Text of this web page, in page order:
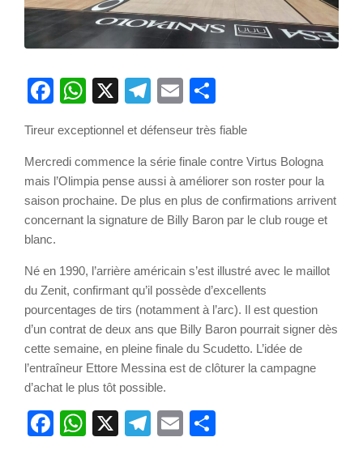
Facebook
WhatsApp
X Telegram
Email
Tireur exceptionnel et défenseur très fiable
Mercredi commence la série finale contre Virtus Bologna
mais l’Olimpia pense aussi à améliorer son roster pour la
saison prochaine. De plus en plus de confirmations arrivent
concernant la signature de Billy Baron par le club rouge et
blanc.
Né en 1990, l’arrière américain s’est illustré avec le maillot
du Zenit, confirmant qu’il possède d’excellents
pourcentages de tirs (notamment à l’arc). Il est question
d’un contrat de deux ans que Billy Baron pourrait signer dès
cette semaine, en pleine finale du Scudetto. L’idée de
l’entraîneur Ettore Messina est de clôturer la campagne
d’achat le plus tôt possible.
Facebook
WhatsApp
X Telegram
Email